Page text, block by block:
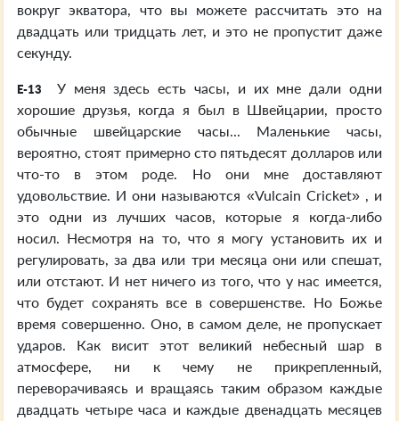
вокруг экватора, что вы можете рассчитать это на
двадцать или тридцать лет, и это не пропустит даже
секунду.
E-13
У меня здесь есть часы, и их мне дали одни
хорошие друзья, когда я был в Швейцарии, просто
обычные швейцарские часы... Маленькие часы,
вероятно, стоят примерно сто пятьдесят долларов или
что-то в этом роде. Но они мне доставляют
удовольствие. И они называются «Vulcain Cricket» , и
это одни из лучших часов, которые я когда-либо
носил. Несмотря на то, что я могу установить их и
регулировать, за два или три месяца они или спешат,
или отстают. И нет ничего из того, что у нас имеется,
что будет сохранять все в совершенстве. Но Божье
время совершенно. Оно, в самом деле, не пропускает
ударов. Как висит этот великий небесный шар в
атмосфере, ни к чему не прикрепленный,
переворачиваясь и вращаясь таким образом каждые
двадцать четыре часа и каждые двенадцать месяцев